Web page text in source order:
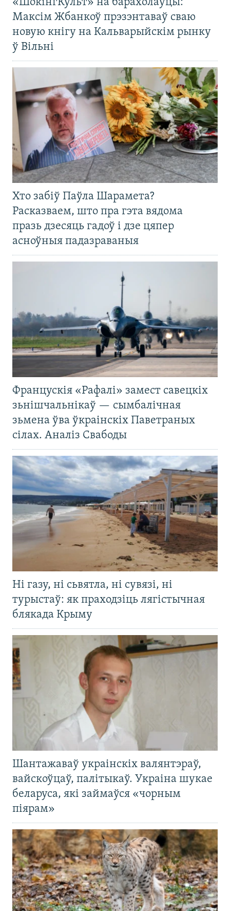
«ШокінгКульт» на барахолаўцы:
Максім Жбанкоў прэзэнтаваў сваю
новую кнігу на Кальварыйскім рынку
ў Вільні
Хто забіў Паўла Шарамета?
Расказваем, што пра гэта вядома
празь дзесяць гадоў і дзе цяпер
асноўныя падазраваныя
Францускія «Рафалі» замест савецкіх
зьнішчальнікаў — сымбалічная
зьмена ўва ўкраінскіх Паветраных
сілах. Аналіз Свабоды
Ні газу, ні сьвятла, ні сувязі, ні
турыстаў: як праходзіць лягістычная
блякада Крыму
Шантажаваў украінскіх валянтэраў,
вайскоўцаў, палітыкаў. Украіна шукае
беларуса, які займаўся «чорным
піярам»